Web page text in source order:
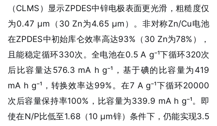
（CLMS）显示ZPDES中锌电极表面更光滑，粗糙度仅
为0.47 μm（30 Zn为4.65 μm）。非对称Zn/Cu电池
在ZPDES中初始库仑效率高达93%（30 Zn为78%），
且能稳定循环330次。全电池在0.5 A g⁻¹下循环320次
后比容量达576.3 mA h g⁻¹，基于碘的比容量为419
mA h g⁻¹，转换效率达99%。在7 A g⁻¹下循环20000
次后容量保持率100%，比容量为339.9 mA h g⁻¹。即
使在N/P比低至1.68（10 μm锌）条件下，仍能实现3.5